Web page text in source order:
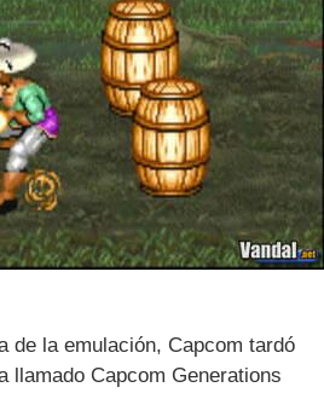
de la emulación, Capcom tardó
llamado Capcom Generations